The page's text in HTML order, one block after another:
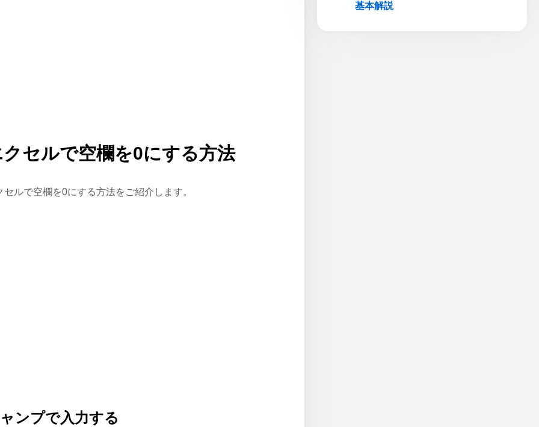
セルで空欄を0にする方法
セルで空欄を0にする方法をご紹介します。
ンプで入力する
基本解説